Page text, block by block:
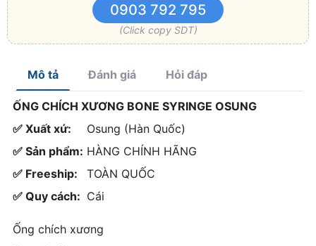
0903 792 795
(Click copy SDT)
Mô tả Đánh giá Hỏi đáp
ỐNG CHÍCH XƯƠNG BONE SYRINGE OSUNG
✅ Xuất xứ:
Osung (Hàn Quốc)
✅ Sản phẩm: HÀNG CHÍNH HÃNG
✅ Freeship:
TOÀN QUỐC
✅ Quy cách: Cái
Ống chích xương